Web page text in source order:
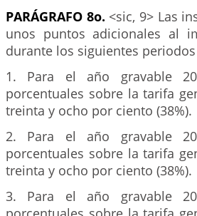
PARÁGRAFO 8o. <sic, 9> Las
unos puntos adicionales al
durante los siguientes
1. Para el año gravable
porcentuales sobre la tarifa
treinta y ocho por ciento (38%).
2. Para el año gravable
porcentuales sobre la tarifa
treinta y ocho por ciento (38%).
3. Para el año gravable